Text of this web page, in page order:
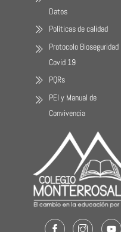
Datos
Políticas de calidad
Protocolo Bioseguridad
Covid 19
PQRs
PEI y Manual de
Convivencia